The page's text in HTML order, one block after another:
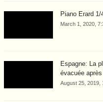
Piano Erard
March 1, 2020,
Espagne: La
évacuée
August 25, 2019,